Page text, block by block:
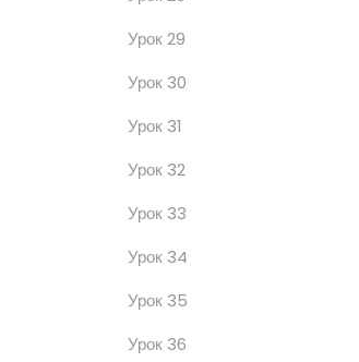
Урок 29
Урок 30
Урок 31
Урок 32
Урок 33
Урок 34
Урок 35
Урок 36